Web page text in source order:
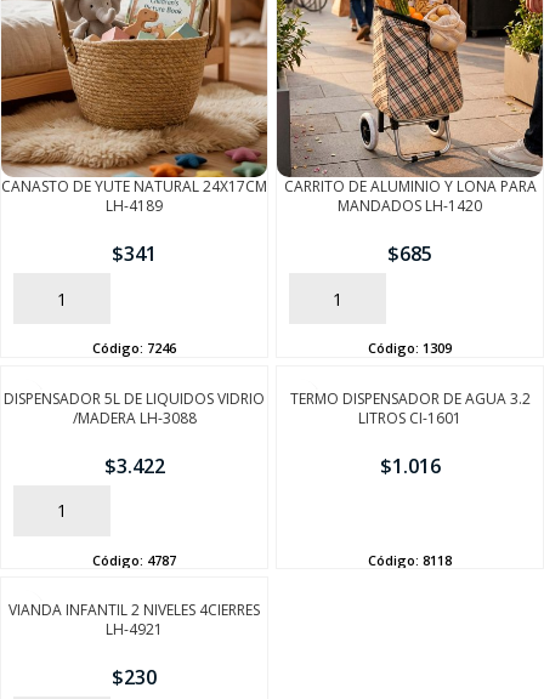
CANASTO DE YUTE NATURAL 24X17CM
LH-4189
$341
AÑADIR
Código: 7246
CARRITO DE ALUMINIO Y LONA PARA
MANDADOS LH-1420
$685
AÑADIR
Código: 1309
DISPENSADOR 5L DE LIQUIDOS VIDRIO
/MADERA LH-3088
$3.422
AÑADIR
Código: 4787
TERMO DISPENSADOR DE AGUA 3.2
LITROS CI-1601
$1.016
Código: 8118
VIANDA INFANTIL 2 NIVELES 4CIERRES
LH-4921
$230